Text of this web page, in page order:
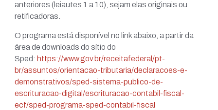
anteriores (leiautes 1 a 10), sejam elas originais ou
retificadoras.
O programa está disponível no link abaixo, a partir da
área de downloads do sítio do
Sped: https://www.gov.br/receitafederal/pt-
br/assuntos/orientacao-tributaria/declaracoes-e-
demonstrativos/sped-sistema-publico-de-
escrituracao-digital/escrituracao-contabil-fiscal-
ecf/sped-programa-sped-contabil-fiscal